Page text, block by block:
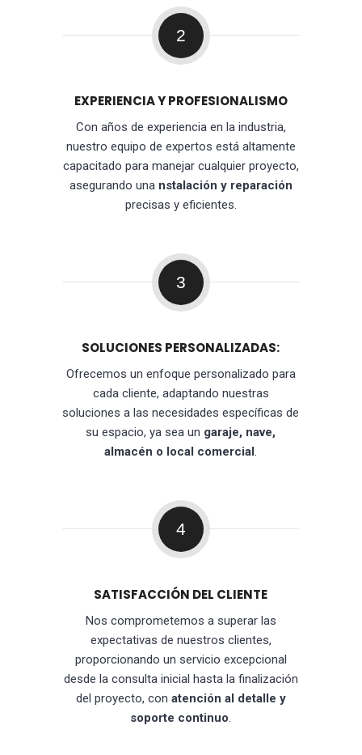
2
EXPERIENCIA Y PROFESIONALISMO
Con años de experiencia en la industria,
nuestro equipo de expertos está altamente
capacitado para manejar cualquier proyecto,
asegurando una nstalación y reparación
precisas y eficientes.
3
SOLUCIONES PERSONALIZADAS:
Ofrecemos un enfoque personalizado para
cada cliente, adaptando nuestras
soluciones a las necesidades específicas de
su espacio, ya sea un garaje, nave,
almacén o local comercial.
4
SATISFACCIÓN DEL CLIENTE
Nos comprometemos a superar las
expectativas de nuestros clientes,
proporcionando un servicio excepcional
desde la consulta inicial hasta la finalización
del proyecto, con atención al detalle y
soporte continuo.